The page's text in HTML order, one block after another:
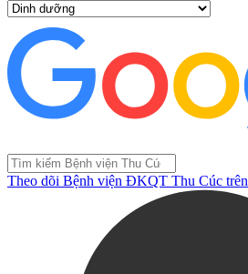
Theo dõi Bệnh viện ĐKQT Thu Cúc trên